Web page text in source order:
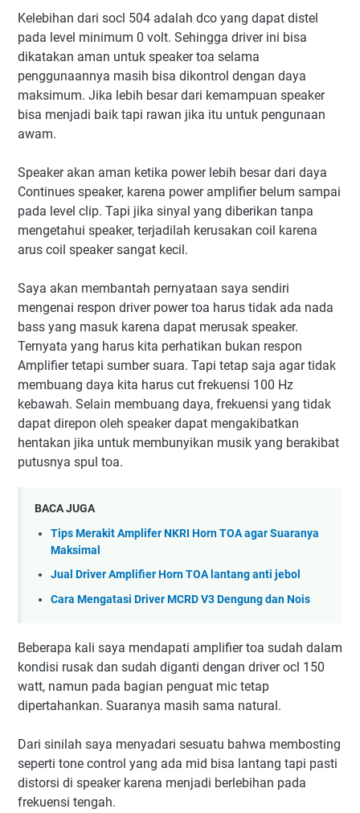
Kelebihan dari socl 504 adalah dco yang dapat distel
pada level minimum 0 volt. Sehingga driver ini bisa
dikatakan aman untuk speaker toa selama
penggunaannya masih bisa dikontrol dengan daya
maksimum. Jika lebih besar dari kemampuan speaker
bisa menjadi baik tapi rawan jika itu untuk pengunaan
awam.
Speaker akan aman ketika power lebih besar dari daya
Continues speaker, karena power amplifier belum sampai
pada level clip. Tapi jika sinyal yang diberikan tanpa
mengetahui speaker, terjadilah kerusakan coil karena
arus coil speaker sangat kecil.
Saya akan membantah pernyataan saya sendiri
mengenai respon driver power toa harus tidak ada nada
bass yang masuk karena dapat merusak speaker.
Ternyata yang harus kita perhatikan bukan respon
Amplifier tetapi sumber suara. Tapi tetap saja agar tidak
membuang daya kita harus cut frekuensi 100 Hz
kebawah. Selain membuang daya, frekuensi yang tidak
dapat direpon oleh speaker dapat mengakibatkan
hentakan jika untuk membunyikan musik yang berakibat
putusnya spul toa.
BACA JUGA
Tips Merakit Amplifer NKRI Horn TOA agar Suaranya
Maksimal
Jual Driver Amplifier Horn TOA lantang anti jebol
Cara Mengatasi Driver MCRD V3 Dengung dan Nois
Beberapa kali saya mendapati amplifier toa sudah dalam
kondisi rusak dan sudah diganti dengan driver ocl 150
watt, namun pada bagian penguat mic tetap
dipertahankan. Suaranya masih sama natural.
Dari sinilah saya menyadari sesuatu bahwa membosting
seperti tone control yang ada mid bisa lantang tapi pasti
distorsi di speaker karena menjadi berlebihan pada
frekuensi tengah.